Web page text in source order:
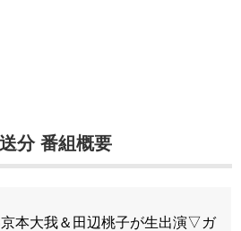
分 番組概要
本大我＆田辺桃子が生出演▽ガ